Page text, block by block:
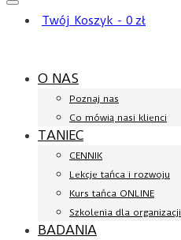
Twój Koszyk - 0 zł
O NAS
Poznaj nas
Co mówią nasi klienci
TANIEC
CENNIK
Lekcje tańca i rozwoju
Kurs tańca ONLINE
Szkolenia dla organizacji
BADANIA